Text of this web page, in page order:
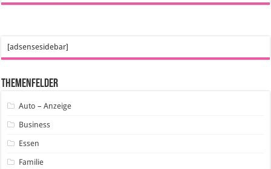
[adsensesidebar]
Themenfelder
Auto – Anzeige
Business
Essen
Familie